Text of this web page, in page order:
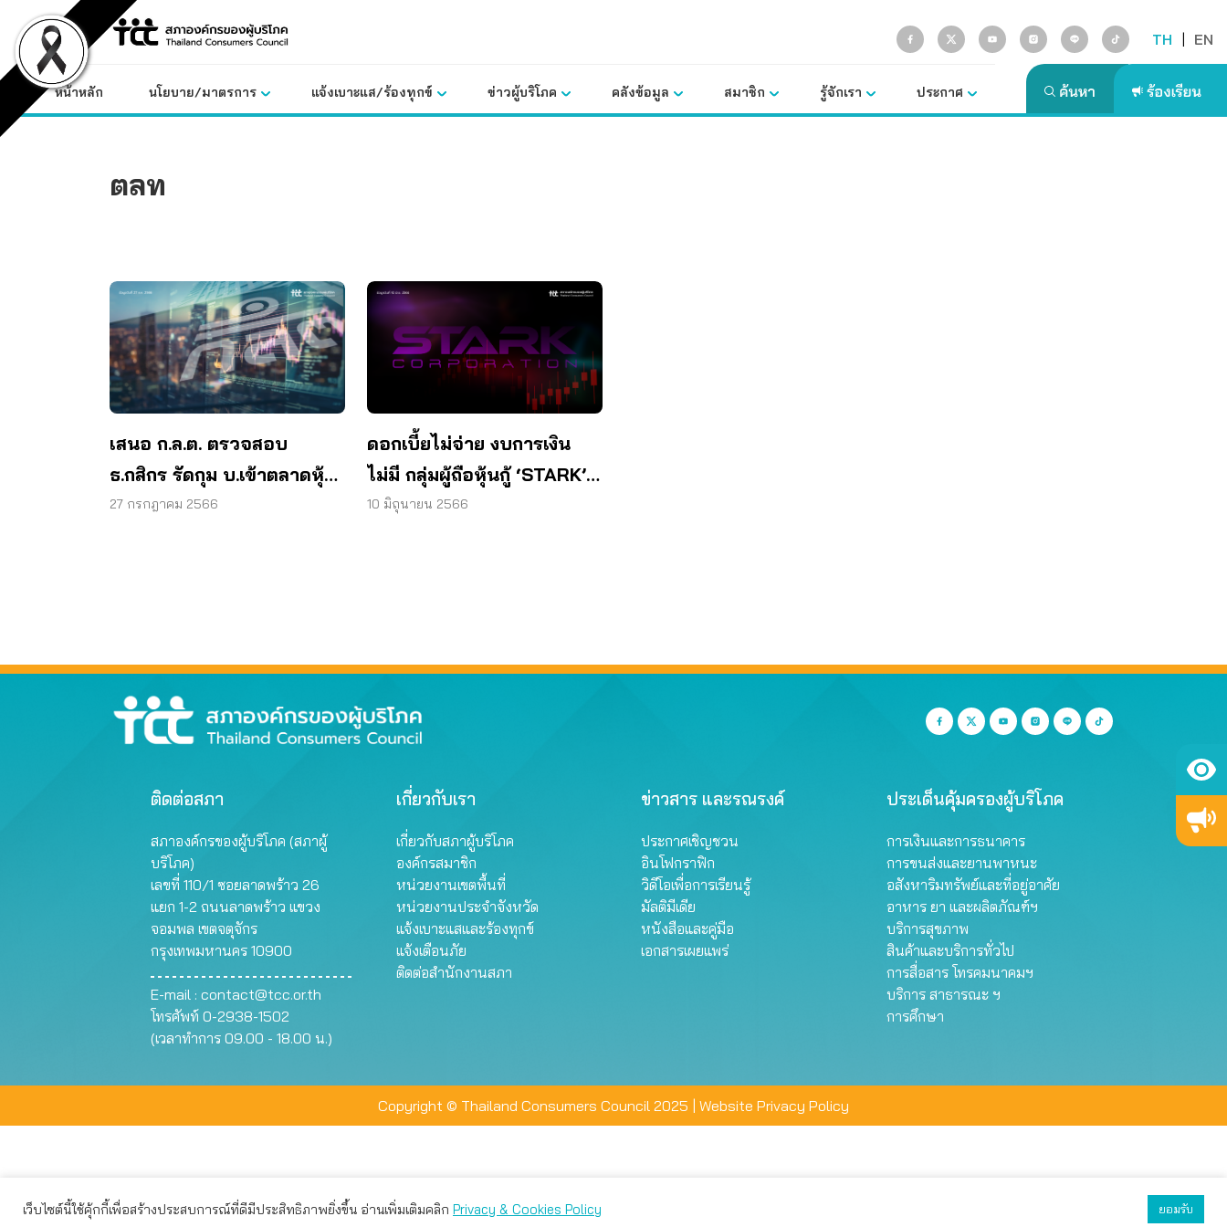
content
TH | EN
หน้าหลัก นโยบาย/มาตรการ แจ้งเบาะแส/ร้องทุกข์ ข่าวผู้บริโภค คลังข้อมูล สมาชิก รู้จักเรา ประกาศ
ตลท
เสนอ ก.ล.ต. ตรวจสอบ
ธ.กสิกร รัดกุม บ.เข้าตลาดหุ้น
ทางอ้อม หยุดผลกระทบหุ้นกู้ส
27 กรกฎาคม 2566
ดอกเบี้ยไม่จ่าย งบการเงิน
ไม่มี กลุ่มผู้ถือหุ้นกู้ ‘STARK’
รวมตัวร้อง ก.ล.ต. ถึงเวลาลง
10 มิถุนายน 2566
ติดต่อสภา
สภาองค์กรของผู้บริโภค (สภาผู้
บริโภค)
เลขที่ 110/1 ซอยลาดพร้าว 26
แยก 1-2 ถนนลาดพร้าว แขวง
จอมพล เขตจตุจักร
กรุงเทพมหานคร 10900
E-mail : contact@tcc.or.th
โทรศัพท์ 0-2938-1502
(เวลาทำการ 09.00 - 18.00 น.)
เกี่ยวกับเรา
เกี่ยวกับสภาผู้บริโภค
องค์กรสมาชิก
หน่วยงานเขตพื้นที่
หน่วยงานประจำจังหวัด
แจ้งเบาะแสและร้องทุกข์
แจ้งเตือนภัย
ติดต่อสำนักงานสภา
ข่าวสาร และรณรงค์
ประกาศเชิญชวน
อินโฟกราฟิก
วิดีโอเพื่อการเรียนรู้
มัลติมีเดีย
หนังสือและคู่มือ
เอกสารเผยแพร่
ประเด็นคุ้มครองผู้บริโภค
การเงินและการธนาคาร
การขนส่งและยานพาหนะ
อสังหาริมทรัพย์และที่อยู่อาศัย
อาหาร ยา และผลิตภัณฑ์ฯ
บริการสุขภาพ
สินค้าและบริการทั่วไป
การสื่อสาร โทรคมนาคมฯ
บริการ สาธารณะ ฯ
การศึกษา
Copyright © Thailand Consumers Council 2025 | Website Privacy Policy
เว็บไซต์นี้ใช้คุ้กกี้เพื่อสร้างประสบการณ์ที่ดีมีประสิทธิภาพยิ่งขึ้น อ่านเพิ่มเติมคลิก Privacy & Cookies Policy ยอมรับ
เว็บไซต์นี้ใช้คุกกี้เพื่อมอบประสบการณ์การใช้งานที่ดีให้แก่ท่าน คุณสามารถเลือกตั้งค่าความเป็นส่วนตัวได้